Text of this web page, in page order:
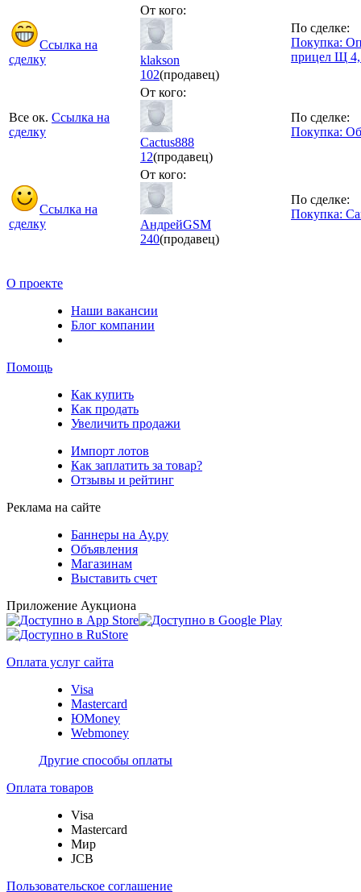
Ссылка на
сделку
От кого:
klakson
102(продавец)
По сделке:
Покупка:
прицел Щ
Все ок. Ссылка на
сделку
От кого:
Cactus888
12(продавец)
По сделке:
Покупка:
Ссылка на
сделку
От кого:
АндрейGSM
240(продавец)
По сделке:
Покупка:
О проекте
Наши вакансии
Блог компании
Помощь
Как купить
Как продать
Увеличить продажи
Импорт лотов
Как заплатить за товар?
Отзывы и рейтинг
Реклама на сайте
Баннеры на Ау.ру
Объявления
Магазинам
Выставить счет
Приложение Аукциона
Оплата услуг сайта
Visa
Mastercard
ЮMoney
Webmoney
Другие способы оплаты
Оплата товаров
Visa
Mastercard
Мир
JCB
Пользовательское соглашение